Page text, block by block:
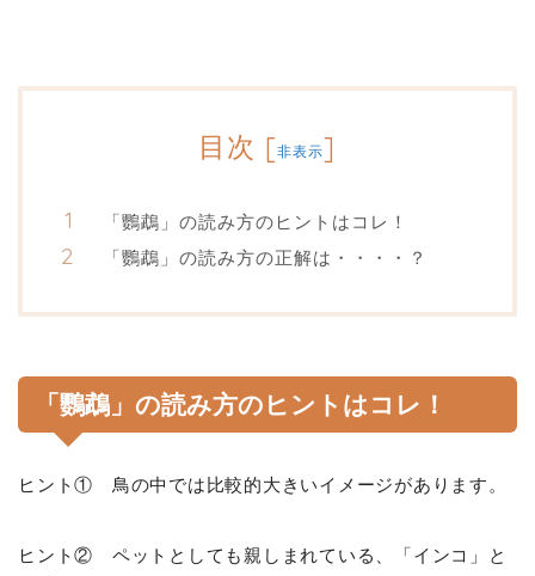
目次 [非表示]
「鸚鵡」の読み方のヒントはコレ！
「鸚鵡」の読み方の正解は・・・・？
「鸚鵡」の読み方のヒントはコレ！
ヒント① 鳥の中では比較的大きいイメージがあります。
ヒント② ペットとしても親しまれている、「インコ」と